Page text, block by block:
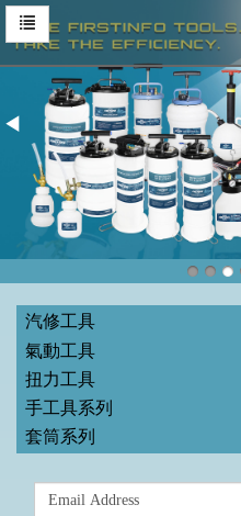
汽修工具
氣動工具
扭力工具
手工具系列
套筒系列